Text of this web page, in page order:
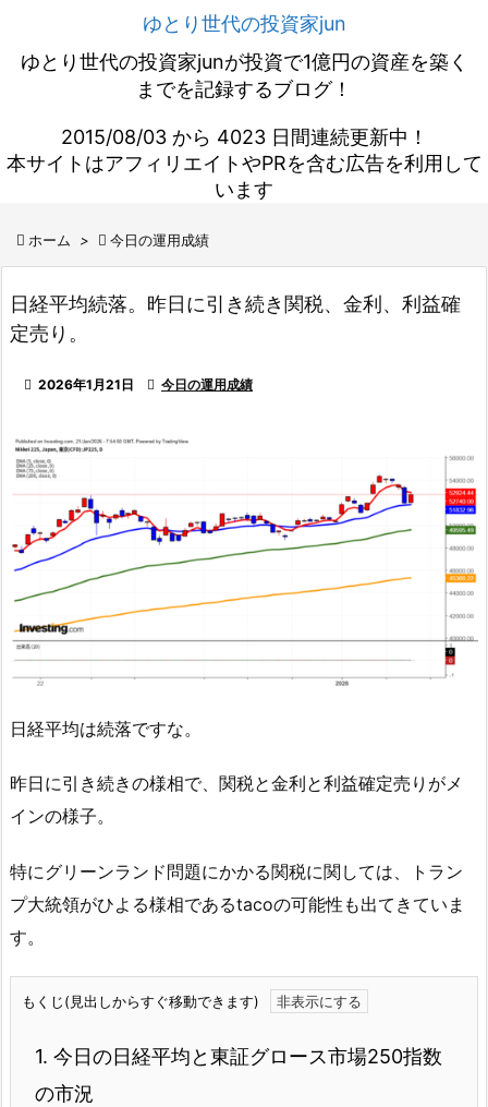
ゆとり世代の投資家jun
ゆとり世代の投資家junが投資で1億円の資産を築く
までを記録するブログ！
2015/08/03 から 4023 日間連続更新中！
本サイトはアフィリエイトやPRを含む広告を利用して
います
 ホーム >  今日の運用成績
日経平均続落。昨日に引き続き関税、金利、利益確
定売り。
 2026年1月21日  今日の運用成績
日経平均は続落ですな。
昨日に引き続きの様相で、関税と金利と利益確定売りがメ
インの様子。
特にグリーンランド問題にかかる関税に関しては、トラン
プ大統領がひよる様相であるtacoの可能性も出てきていま
す。
もくじ(見出しからすぐ移動できます)
1. 今日の日経平均と東証グロース市場250指数
の市況